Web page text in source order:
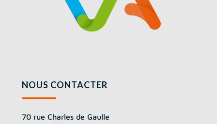
NOUS CONTACTER
70 rue Charles de Gaulle